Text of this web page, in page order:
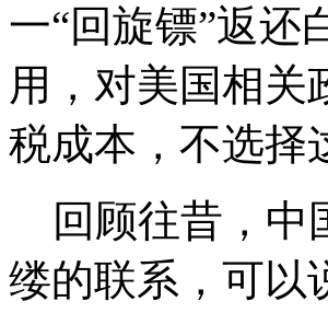
一“回旋镖”返还
用，对美国相关
税成本，不选择
回顾往昔，中
缕的联系，可以